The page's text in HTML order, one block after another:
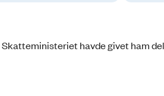
havde givet ham